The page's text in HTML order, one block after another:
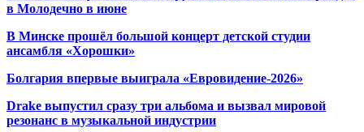
в Молодечно в июне
В Минске прошёл большой концерт детской студии
ансамбля «Хорошки»
Болгария впервые выиграла «Евровидение-2026»
Drake выпустил сразу три альбома и вызвал мировой
резонанс в музыкальной индустрии